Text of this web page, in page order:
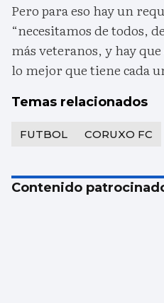
Pero para eso hay un
“necesitamos de todos,
más veteranos, y hay
lo mejor que tiene cada
Temas relacionados
FUTBOL CORUXO FC
Contenido